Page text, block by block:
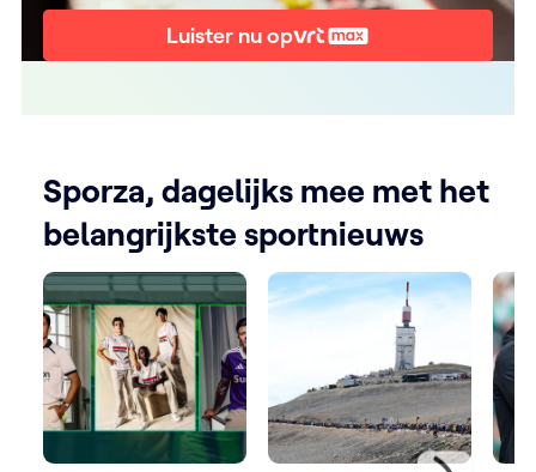
Luister nu op
Sporza, dagelijks mee met het
belangrijkste sportnieuws